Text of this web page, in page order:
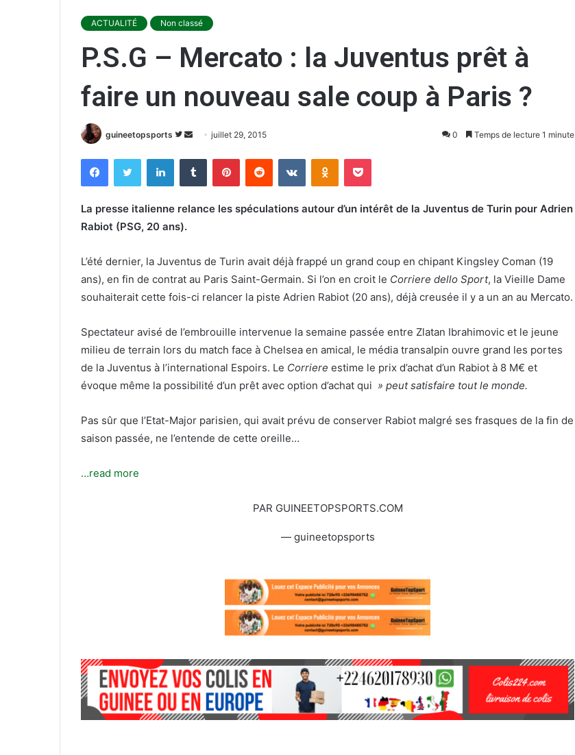
ACTUALITÉ Non classé
P.S.G – Mercato : la Juventus prêt à
faire un nouveau sale coup à Paris ?
guineetopsports
S
v
s
r
T
w
t
t
e
r
v
o
n
c
o
r
r
i
e
juillet 29, 2015 0 Temps de lecture 1 minute
La presse italienne relance les spéculations autour d’un intérêt de la Juventus de Turin pour Adrien
Rabiot (PSG, 20 ans).
L’été dernier, la Juventus de Turin avait déjà frappé un grand coup en chipant Kingsley Coman (19
ans), en fin de contrat au Paris Saint-Germain. Si l’on en croit le Corriere dello Sport, la Vieille Dame
souhaiterait cette fois-ci relancer la piste Adrien Rabiot (20 ans), déjà creusée il y a un an au Mercato.
Spectateur avisé de l’embrouille intervenue la semaine passée entre Zlatan Ibrahimovic et le jeune
milieu de terrain lors du match face à Chelsea en amical, le média transalpin ouvre grand les portes
de la Juventus à l’international Espoirs. Le Corriere estime le prix d’achat d’un Rabiot à 8 M€ et
évoque même la possibilité d’un prêt avec option d’achat qui » peut satisfaire tout le monde.
Pas sûr que l’Etat-Major parisien, qui avait prévu de conserver Rabiot malgré ses frasques de la fin de
saison passée, ne l’entende de cette oreille…
…read more
PAR GUINEETOPSPORTS.COM
— guineetopsports